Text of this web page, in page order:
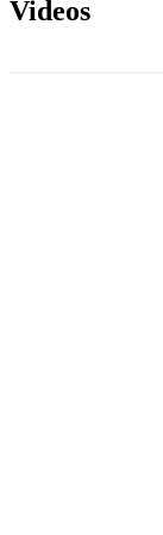
Videos